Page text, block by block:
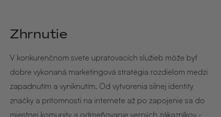
Zhrnutie
V konkurenčnom svete upratovacích služieb môže byť
dobre vykonaná marketingová stratégia rozdielom medzi
zapadnutím a vyniknutím. Od vytvorenia silnej identity
značky a prítomnosti na internete až po zapojenie sa do
miestnej komunity a odmeňovanie verných zákazníkov -